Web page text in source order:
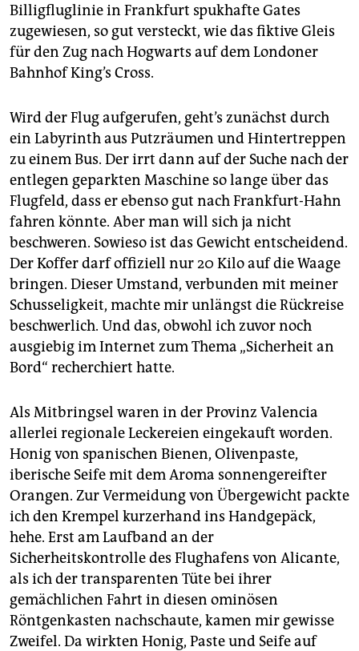
verlag
veranstaltungen
shop
fragen & hilfe
unterstützen
abo
genossenschaft
epaper login
Billigfluglinie in Frankfurt spukhafte ­Gates
zugewiesen, so gut versteckt, wie das fiktive Gleis
für den Zug nach Hogwarts auf dem Londoner
Bahnhof King’s Cross.
Wird der Flug aufgerufen, geht’s zunächst durch
ein Labyrinth aus Putzräumen und Hintertreppen
zu einem Bus. Der irrt dann auf der Suche nach der
entlegen geparkten Maschine so lange über das
Flugfeld, dass er ebenso gut nach Frankfurt-Hahn
fahren könnte. Aber man will sich ja nicht
beschweren. Sowieso ist das Gewicht entscheidend.
Der Koffer darf offiziell nur 20 Kilo auf die Waage
bringen. Dieser Umstand, verbunden mit meiner
Schusseligkeit, machte mir unlängst die Rückreise
beschwerlich. Und das, obwohl ich zuvor noch
ausgiebig im Internet zum Thema „Sicherheit an
Bord“ recherchiert hatte.
Als Mitbringsel waren in der Provinz Valencia
allerlei regionale Leckereien eingekauft worden.
Honig von spanischen Bienen, Olivenpaste,
iberische Seife mit dem Aroma sonnengereifter
Orangen. Zur Vermeidung von Übergewicht packte
ich den Krempel kurzerhand ins Handgepäck,
hehe. Erst am Laufband an der
Sicherheitskontrolle des Flughafens von Alicante,
als ich der transparenten Tüte bei ihrer
gemächlichen Fahrt in diesen ominösen
Röntgenkasten nachschaute, kamen mir gewisse
Zweifel. Da wirkten Honig, Paste und Seife auf